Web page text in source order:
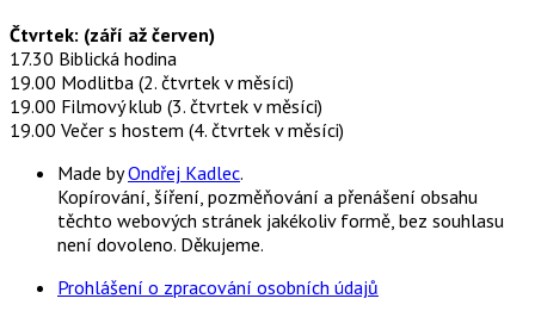
Čtvrtek: (září až červen)
17.30 Biblická hodina
19.00 Modlitba (2. čtvrtek v měsíci)
19.00 Filmový klub (3. čtvrtek v měsíci)
19.00 Večer s hostem (4. čtvrtek v měsíci)
Made byOndřej Kadlec.
Kopírování, šíření, pozměňování a přenášení obsahu
těchto webových stránek jakékoliv formě, bez souhlasu
není dovoleno. Děkujeme.
Prohlášení o zpracování osobních údajů